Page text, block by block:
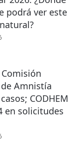
podrá ver este
Amnistía
CODHEM
en solicitudes